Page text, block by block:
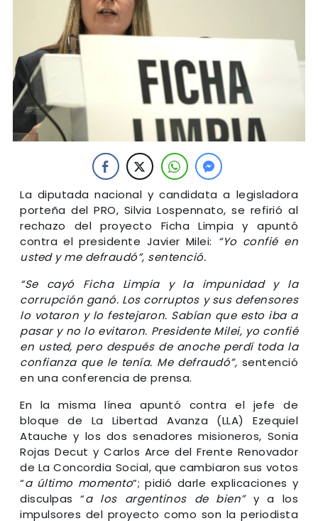
La diputada nacional y candidata a legisladora
porteña del PRO, Silvia Lospennato, se refirió al
rechazo del proyecto Ficha Limpia y apuntó
contra el presidente Javier Milei: “Yo confié en
usted y me defraudó”, sentenció.
“Se cayó Ficha Limpia y la impunidad y la
corrupción ganó. Los corruptos y sus defensores
lo votaron y lo festejaron. Sabían que esto iba a
pasar y no lo evitaron. Presidente Milei, yo confié
en usted, pero después de anoche perdí toda la
confianza que le tenía. Me defraudó”, sentenció
en una conferencia de prensa.
En la misma línea apuntó contra el jefe de
bloque de La Libertad Avanza (LLA) Ezequiel
Atauche y los dos senadores misioneros, Sonia
Rojas Decut y Carlos Arce del Frente Renovador
de La Concordia Social, que cambiaron sus votos
“a último momento”; pidió darle explicaciones y
disculpas “a los argentinos de bien” y a los
impulsores del proyecto como son la periodista